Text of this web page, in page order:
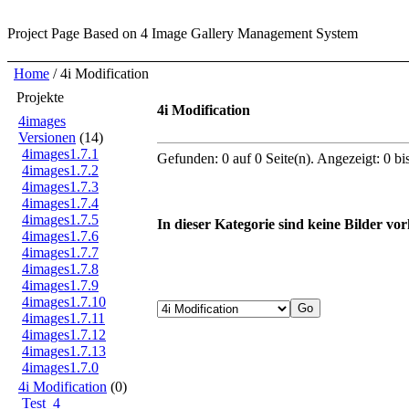
Project Page Based on 4 Image Gallery Management System
Home / 4i Modification
Projekte
4images
Versionen (14)
4images1.7.1
4images1.7.2
4images1.7.3
4images1.7.4
4images1.7.5
4images1.7.6
4images1.7.7
4images1.7.8
4images1.7.9
4images1.7.10
4images1.7.11
4images1.7.12
4images1.7.13
4images1.7.0
4i Modification (0)
Test_4
4i Modification
Gefunden: 0 auf 0 Seite(n). Angezeigt: 0
In dieser Kategorie sind keine Bilder